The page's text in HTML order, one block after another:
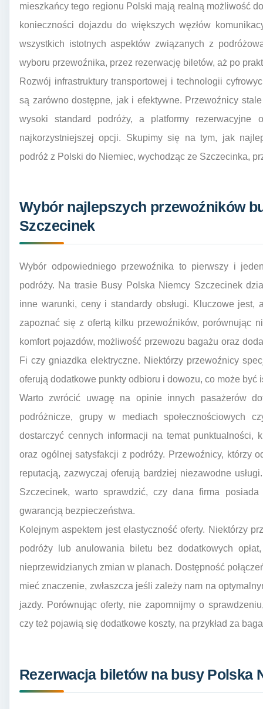
mieszkańcy tego regionu Polski mają realną możliwość
konieczności dojazdu do większych węzłów
wszystkich istotnych aspektów związanych z
wyboru przewoźnika, przez rezerwację biletów, aż po
Rozwój infrastruktury transportowej i technologii
są zarówno dostępne, jak i efektywne. Przewoźnicy
wysoki standard podróży, a platformy rezerwacyjne
najkorzystniejszej opcji. Skupimy się na tym, jak
podróż z Polski do Niemiec, wychodząc ze Szczecinka,
Wybór najlepszych przewoźników
Szczecinek
Wybór odpowiedniego przewoźnika to pierwszy i
podróży. Na trasie Busy Polska Niemcy Szczecinek
inne warunki, ceny i standardy obsługi. Kluczowe jest,
zapoznać się z ofertą kilku przewoźników, porównując
komfort pojazdów, możliwość przewozu bagażu oraz
Fi czy gniazdka elektryczne. Niektórzy przewoźnicy
oferują dodatkowe punkty odbioru i dowozu, co może
Warto zwrócić uwagę na opinie innych pasażerów
podróżnicze, grupy w mediach społecznościowych
dostarczyć cennych informacji na temat punktualności,
oraz ogólnej satysfakcji z podróży. Przewoźnicy, którzy
reputacją, zazwyczaj oferują bardziej niezawodne
Szczecinek, warto sprawdzić, czy dana firma
gwarancją bezpieczeństwa.
Kolejnym aspektem jest elastyczność oferty. Niektórzy
podróży lub anulowania biletu bez dodatkowych
nieprzewidzianych zmian w planach. Dostępność
mieć znaczenie, zwłaszcza jeśli zależy nam na
jazdy. Porównując oferty, nie zapomnijmy o
czy też pojawią się dodatkowe koszty, na przykład za
Rezerwacja biletów na busy Polska